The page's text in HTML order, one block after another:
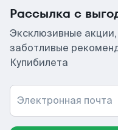
Рассылка с
Эксклюзивные
заботливые
Купибилета
Электронная почта